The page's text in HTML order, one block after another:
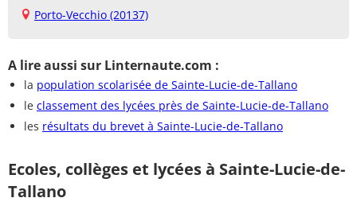
Porto-Vecchio (20137)
A lire aussi sur Linternaute.com :
la population scolarisée de Sainte-Lucie-de-Tallano
le classement des lycées près de Sainte-Lucie-de-Tallano
les résultats du brevet à Sainte-Lucie-de-Tallano
Ecoles, collèges et lycées à Sainte-Lucie-de-
Tallano